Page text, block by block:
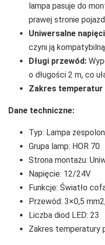
lampa pasuje do
prawej stronie
Uniwersalne
czyni ją
Długi przewód:
o długości 2 m, co
Zakres temperatur
Dane techniczne:
Typ: Lampa
Grupa lamp: HOR 70
Strona montażu:
Napięcie: 12/24V
Funkcje: Światło
Przewód: 3×0,5
Liczba diod LED: 23
Zakres temperatury